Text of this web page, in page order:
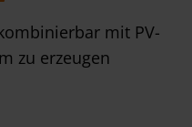
mit PV-
zu erzeugen